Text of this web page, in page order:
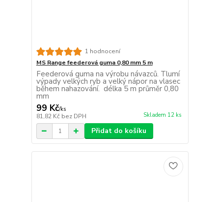
1 hodnocení
MS Range feederová guma 0,80 mm 5 m
Feederová guma na výrobu návazců. Tlumí
výpady velkých ryb a velký nápor na vlasec
během nahazování. délka 5 m průměr 0,80
mm
99 Kč/ks
81,82 Kč bez DPH Skladem 12 ks
Přidat do košíku